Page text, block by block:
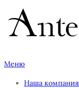
Перейти
содержимому
Меню
Наша компания